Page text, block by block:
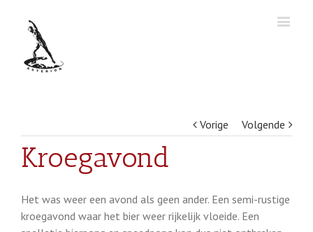
Vorige Volgende
Kroegavond
Het was weer een avond als geen ander. Een semi-rustige
kroegavond waar het bier weer rijkelijk vloeide. Een